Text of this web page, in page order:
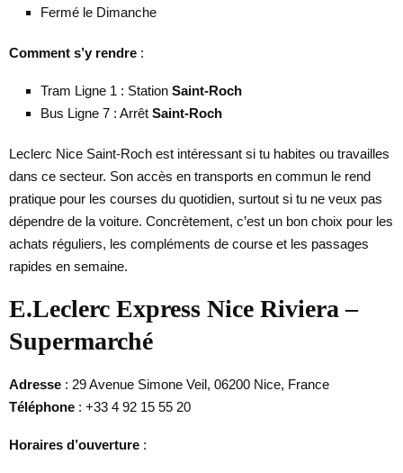
Fermé le Dimanche
Comment s’y rendre :
Tram Ligne 1 : Station Saint-Roch
Bus Ligne 7 : Arrêt Saint-Roch
Leclerc Nice Saint-Roch est intéressant si tu habites ou travailles
dans ce secteur. Son accès en transports en commun le rend
pratique pour les courses du quotidien, surtout si tu ne veux pas
dépendre de la voiture. Concrètement, c’est un bon choix pour les
achats réguliers, les compléments de course et les passages
rapides en semaine.
E.Leclerc Express Nice Riviera –
Supermarché
Adresse : 29 Avenue Simone Veil, 06200 Nice, France
Téléphone : +33 4 92 15 55 20
Horaires d’ouverture :